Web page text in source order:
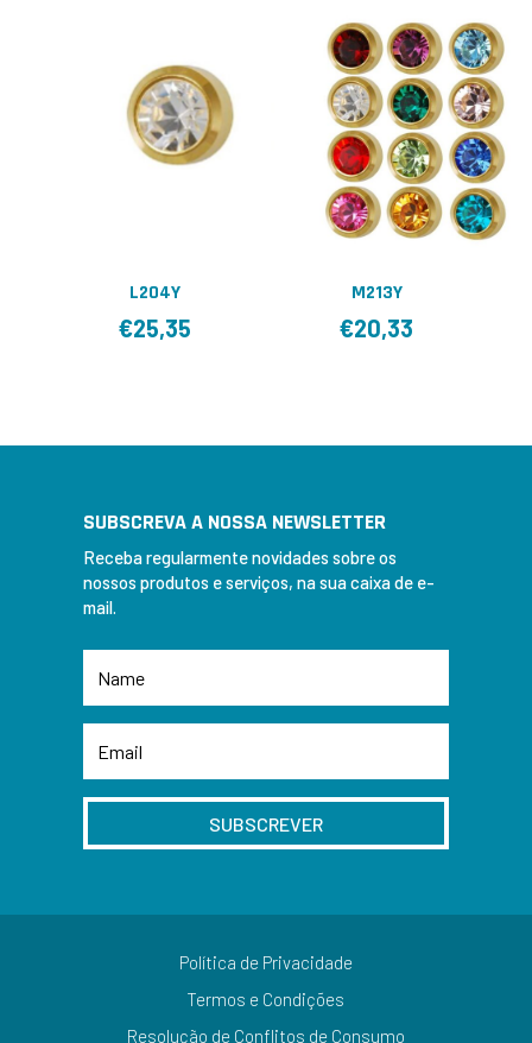
L204Y
€25,35
M213Y
€20,33
SUBSCREVA A NOSSA NEWSLETTER
Receba regularmente novidades sobre os
nossos produtos e serviços, na sua caixa de e-
mail.
SUBSCREVER
Política de Privacidade
Termos e Condições
Resolução de Conflitos de Consumo